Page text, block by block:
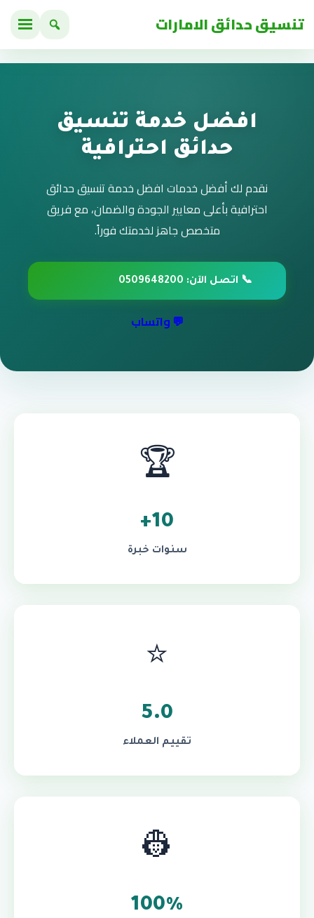
تنسيق حدائق الامارات
افضل خدمة تنسيق
حدائق احترافية
نقدم لك أفضل خدمات افضل خدمة تنسيق حدائق
احترافية بأعلى معايير الجودة والضمان، مع فريق
متخصص جاهز لخدمتك فوراً.
📞 اتصل الآن: 0509648200
💬 واتساب
🏆
10+
سنوات خبرة
⭐
5.0
تقييم العملاء
👷
100%